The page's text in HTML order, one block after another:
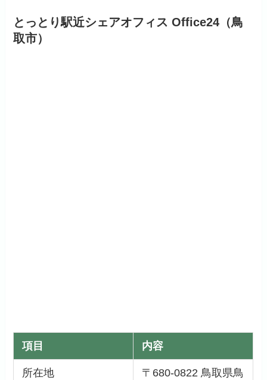
とっとり駅近シェアオフィス Office24（鳥
取市）
項目 内容
所在地
〒680-0822 鳥取県鳥